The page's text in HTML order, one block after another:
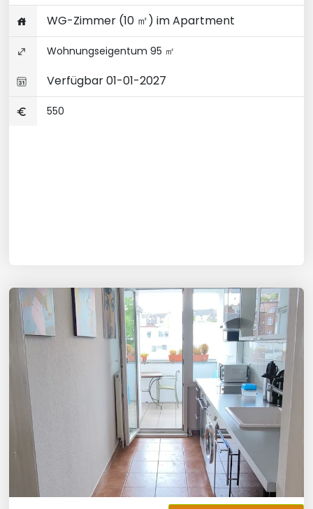
WG-Zimmer (10 ㎡) im Apartment
Wohnungseigentum 95 ㎡
Verfügbar 01-01-2027
550